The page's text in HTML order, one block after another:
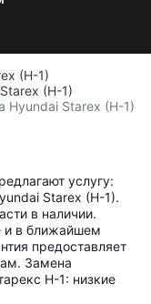
(H-1)
(H-1)
Hyundai Starex (H-1)
услугу:
Starex (H-1).
в наличии.
и в ближайшем
предоставляет
Замена
Н-1: низкие